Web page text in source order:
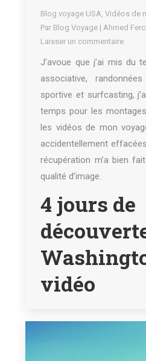
Blog voyage USA ,Vidéos de
Par Blog Voyage | Ahmed
Laisser un commentaire
J’avoue que j’ai mis du
associative,
sportive et surfcasting,
temps pour les
les vidéos de mon
accidentellement
récupération m’a bien
qualité d’image.
4 jours de
vidéo